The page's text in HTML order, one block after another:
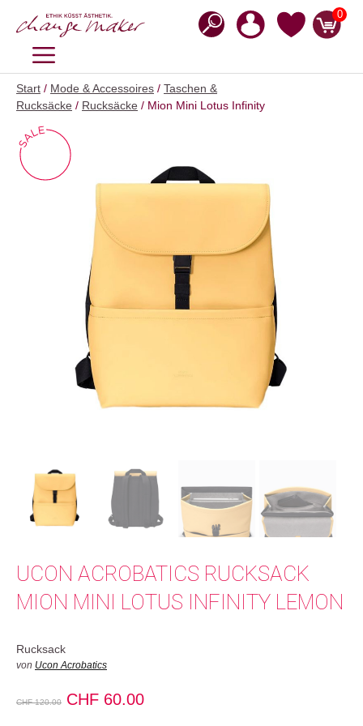
Inhalt
0
MENÜ
Start / Mode & Accessoires / Taschen &
Rucksäcke / Rucksäcke / Mion Mini Lotus Infinity
UCON ACROBATICS RUCKSACK
MION MINI LOTUS INFINITY LEMON
Rucksack
von Ucon Acrobatics
CHF120.00
Ursprünglicher
CHF 60.00Aktueller